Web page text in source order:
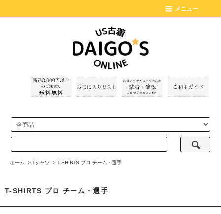
メニュー
ホーム > Tシャツ > T-SHIRTS プロ チーム・選手
T-SHIRTS プロ チーム・選手